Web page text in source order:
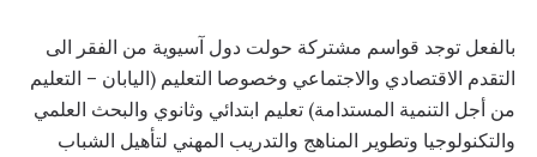
بالفعل توجد قواسم مشتركة حولت دول آسيوية من الفقر الى
التقدم الاقتصادي والاجتماعي وخصوصا التعليم (اليابان – التعليم
من أجل التنمية المستدامة) تعليم ابتدائي وثانوي والبحث العلمي
والتكنولوجيا وتطوير المناهج والتدريب المهني لتأهيل الشباب